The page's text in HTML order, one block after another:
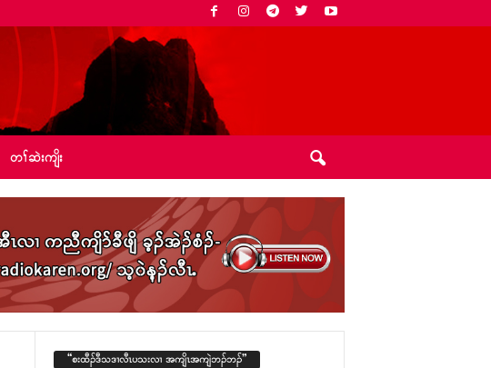
တၢ်ဆဲးကျိး
“စးထီၣ်ဒီသဒၢလီၤပသးလၢ အကျိၤအကျဲဘၣ်ဘၣ်”